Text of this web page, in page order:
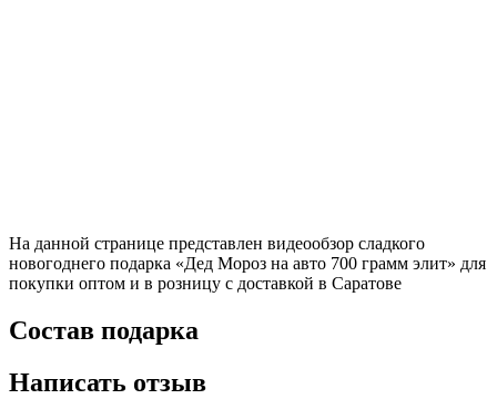
На данной странице представлен видеообзор сладкого
новогоднего подарка «Дед Мороз на авто 700 грамм элит» для
покупки оптом и в розницу с доставкой в Саратове
Состав подарка
Написать отзыв